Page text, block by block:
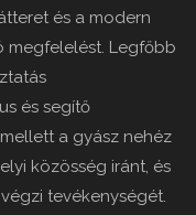
és a modern
megfelelést. Legfőbb
és segítő
a gyász nehéz
közösség iránt, és
tevékenységét.